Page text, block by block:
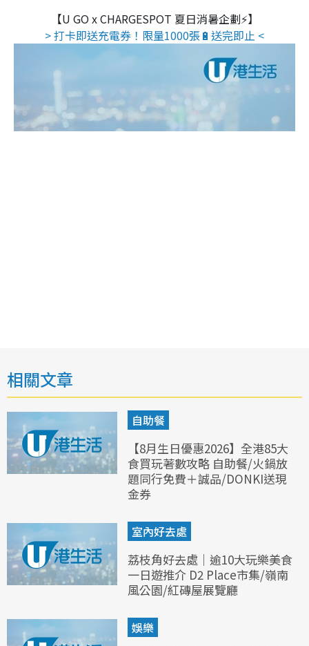
【U GO x CHARGESPOT 夏日消暑企劃⚡】
> 打卡即送充電券！限量1000張🔋送完即止 <
相關文章
自助餐
【8月生日優惠2026】全港85大
食買玩著數攻略 自助餐/火鍋放
題同行免費＋誠品/DONKI送現
金券
室內好去處
荔枝角好去處｜逾10大玩樂美食
一日遊推介 D2 Place市集/嶺南
風公園/紅磚屋展覽廳
娛樂